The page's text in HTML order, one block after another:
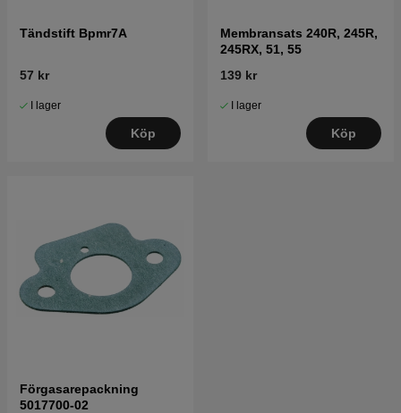
Tändstift Bpmr7A
57 kr
I lager
Köp
Membransats 240R, 245R,
245RX, 51, 55
139 kr
I lager
Köp
Förgasarepackning
5017700-02